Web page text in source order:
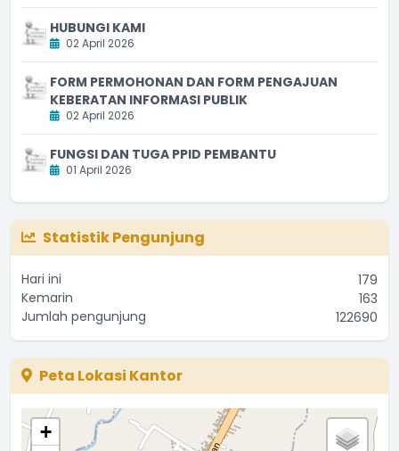
HUBUNGI KAMI
02 April 2026
FORM PERMOHONAN DAN FORM PENGAJUAN
KEBERATAN INFORMASI PUBLIK
02 April 2026
FUNGSI DAN TUGA PPID PEMBANTU
01 April 2026
Statistik Pengunjung
Hari ini
179
Kemarin
163
Jumlah pengunjung
122690
Peta Lokasi Kantor
+